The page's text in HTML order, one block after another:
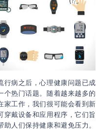
行病之后，心理健康问题已成
个热门话题。随着越来越多的
家工作，我们很可能会看到新
穿戴设备和应用程序，它们旨
助人们保持健康和避免压力。